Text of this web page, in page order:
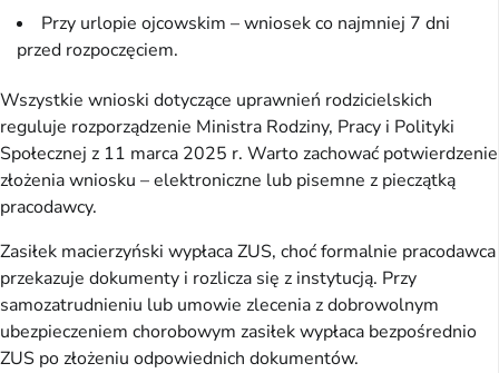
Przy urlopie ojcowskim – wniosek co najmniej 7 dni
przed rozpoczęciem.
Wszystkie wnioski dotyczące uprawnień rodzicielskich
reguluje rozporządzenie Ministra Rodziny, Pracy i Polityki
Społecznej z 11 marca 2025 r. Warto zachować potwierdzenie
złożenia wniosku – elektroniczne lub pisemne z pieczątką
pracodawcy.
Zasiłek macierzyński wypłaca ZUS, choć formalnie pracodawca
przekazuje dokumenty i rozlicza się z instytucją. Przy
samozatrudnieniu lub umowie zlecenia z dobrowolnym
ubezpieczeniem chorobowym zasiłek wypłaca bezpośrednio
ZUS po złożeniu odpowiednich dokumentów.